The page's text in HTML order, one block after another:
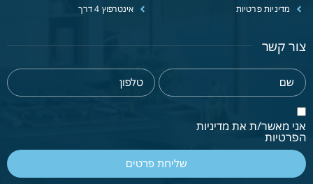
מדיניות פרטיות
אינטרפוץ 4 דרך
צור קשר
אני מאשר/ת את מדיניות
הפרטיות
שליחת פרטים